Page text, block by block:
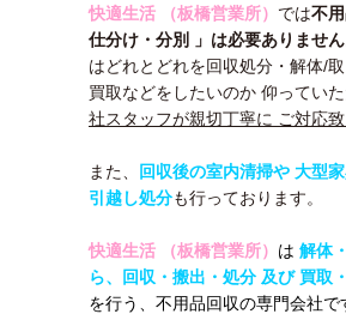
快適生活 （板橋営業所） では不
仕分け・分別 」は必要ありません
はどれとどれを回収処分・解体/取
買取などをしたいのか 仰ってい
社スタッフが親切丁寧に ご対応致
また、
回収後の室内清掃や 大型
引越し処分も行っております。
快適生活 （板橋営業所） は 解体
ら、回収・搬出・処分 及び 買取
を行う、不用品回収の専門会社で